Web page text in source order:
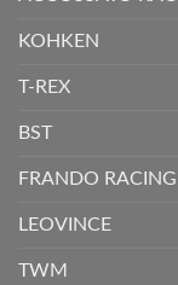
KOHKEN
T-REX
BST
FRANDO RACING
LEOVINCE
TWM